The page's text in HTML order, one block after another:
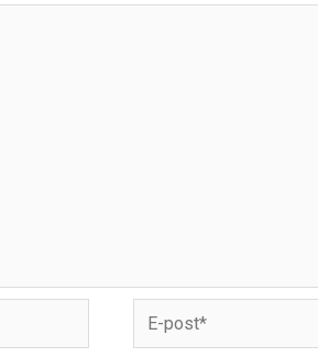
post*